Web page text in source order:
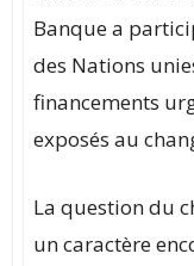
Banque a
des Nations
financements
exposés au
La question du
un caractère